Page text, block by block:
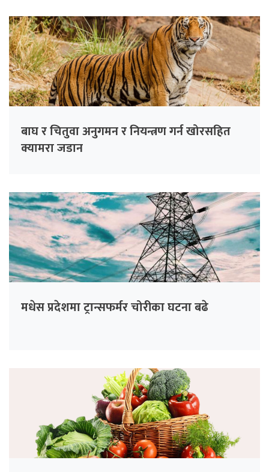
बाघ र चितुवा अनुगमन र नियन्त्रण गर्न खोरसहित
क्यामरा जडान
मधेस प्रदेशमा ट्रान्सफर्मर चोरीका घटना बढे